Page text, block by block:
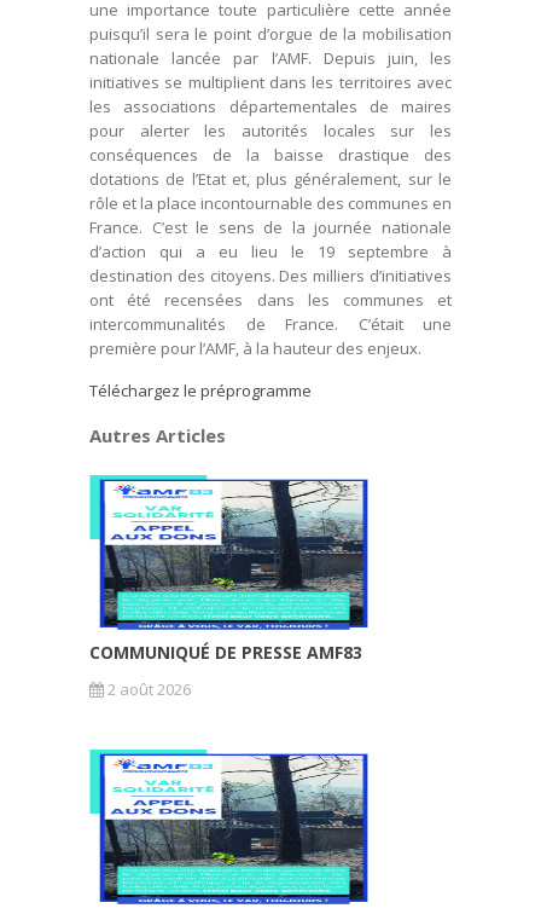
une importance toute particulière cette année
puisqu’il sera le point d’orgue de la mobilisation
nationale lancée par l’AMF. Depuis juin, les
initiatives se multiplient dans les territoires avec
les associations départementales de maires
pour alerter les autorités locales sur les
conséquences de la baisse drastique des
dotations de l’Etat et, plus généralement, sur le
rôle et la place incontournable des communes en
France. C’est le sens de la journée nationale
d’action qui a eu lieu le 19 septembre à
destination des citoyens. Des milliers d’initiatives
ont été recensées dans les communes et
intercommunalités de France. C’était une
première pour l’AMF, à la hauteur des enjeux.
Téléchargez le préprogramme
Autres Articles
COMMUNIQUÉ DE PRESSE AMF83
2 août 2026